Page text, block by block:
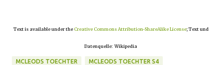
Text is available under the Creative Commons Attribution-ShareAlike License;Text und
Datenquelle: Wikipedia
MCLEODS TOECHTER MCLEODS TOECHTER S4